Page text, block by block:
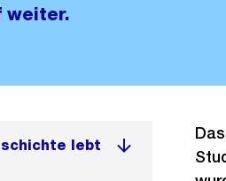
weiter.
lebt